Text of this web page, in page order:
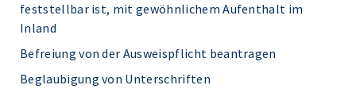
feststellbar ist, mit gewöhnlichem Aufenthalt im
Inland
Befreiung von der Ausweispflicht beantragen
Beglaubigung von Unterschriften